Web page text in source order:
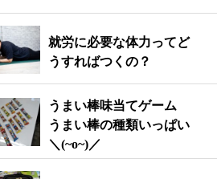
就労に必要な体力ってど
うすればつくの？
うまい棒味当てゲーム
うまい棒の種類いっぱい
＼(~o~)／